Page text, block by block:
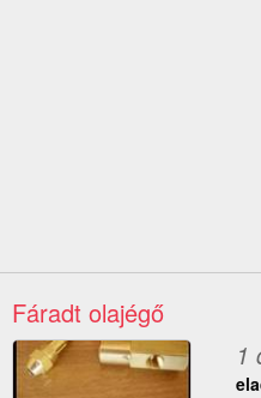
Fáradt olajégő
1